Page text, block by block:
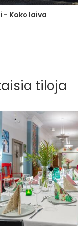
- Koko laiva
tiloja